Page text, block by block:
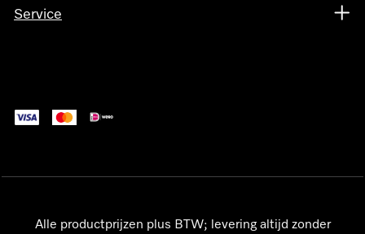
Service
Alle productprijzen plus BTW; levering altijd zonder